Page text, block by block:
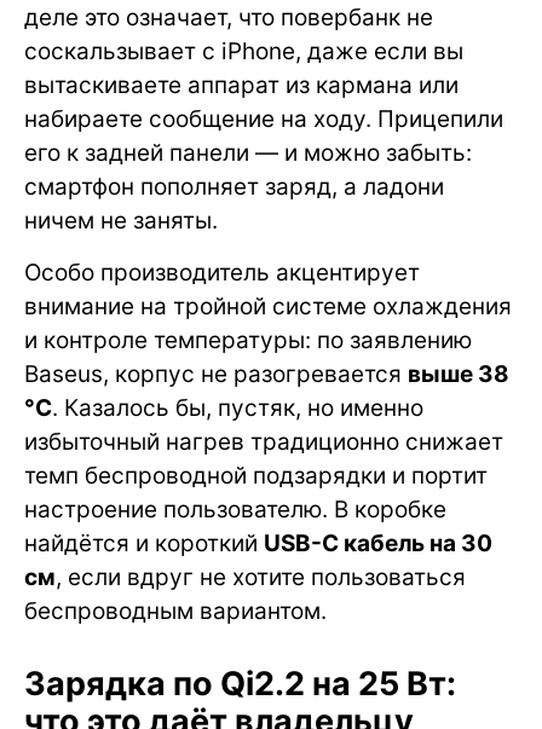
деле это означает, что повербанк не
соскальзывает с iPhone, даже если вы
вытаскиваете аппарат из кармана или
набираете сообщение на ходу. Прицепили
его к задней панели — и можно забыть:
смартфон пополняет заряд, а ладони
ничем не заняты.
Особо производитель акцентирует
внимание на тройной системе охлаждения
и контроле температуры: по заявлению
Baseus, корпус не разогревается выше 38
°C. Казалось бы, пустяк, но именно
избыточный нагрев традиционно снижает
темп беспроводной подзарядки и портит
настроение пользователю. В коробке
найдётся и короткий USB-C кабель на 30
см, если вдруг не хотите пользоваться
беспроводным вариантом.
Зарядка по Qi2.2 на 25 Вт:
что это даёт владельцу